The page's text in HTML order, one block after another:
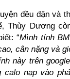
đều đặn và
Thùy Dương
“Mình tính
cân nặng và
này trên
calo nạp vào